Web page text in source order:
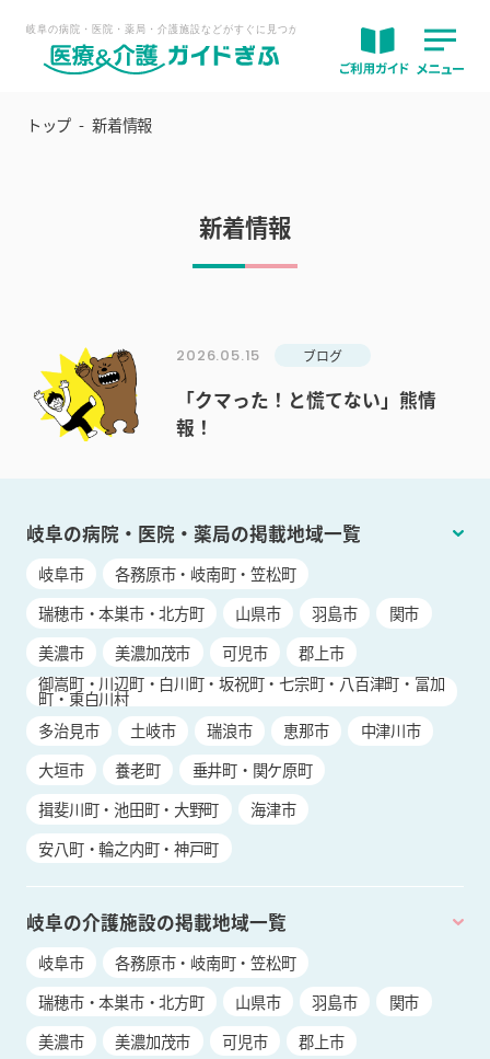
トップ 新着情報
新着情報
2026.05.15 ブログ
「クマった！と慌てない」熊情
報！
岐阜の病院・医院・薬局の掲載地域一覧
岐阜市
各務原市・岐南町・笠松町
瑞穂市・本巣市・北方町
山県市 羽島市
関市
美濃市
美濃加茂市 可児市
郡上市
御嵩町・川辺町・白川町・坂祝町・七宗町・八百津町・富加
町・東白川村
多治見市
土岐市 瑞浪市 恵那市
中津川市
大垣市
養老町
垂井町・関ケ原町
揖斐川町・池田町・大野町
海津市
安八町・輪之内町・神戸町
岐阜の介護施設の掲載地域一覧
岐阜市
各務原市・岐南町・笠松町
瑞穂市・本巣市・北方町
山県市 羽島市
関市
美濃市
美濃加茂市 可児市
郡上市